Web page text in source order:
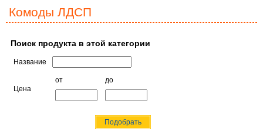
Комоды ЛДСП
Поиск продукта в этой категории
Название
Цена
от до